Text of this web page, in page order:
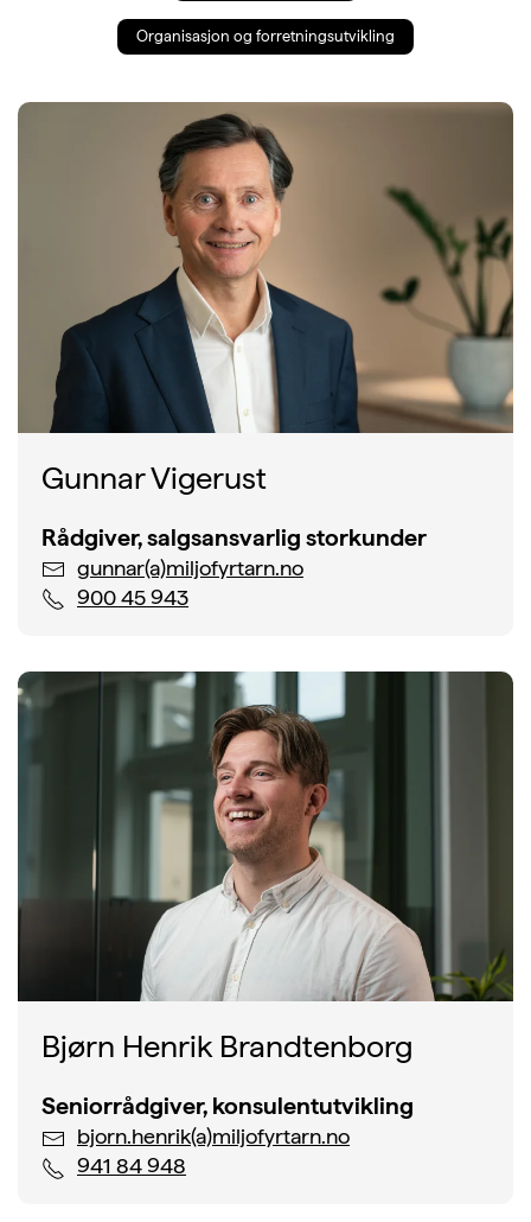
Organisasjon og forretningsutvikling
Gunnar Vigerust
Rådgiver, salgsansvarlig storkunder
gunnar(a)miljofyrtarn.no
900 45 943
Bjørn Henrik Brandtenborg
Seniorrådgiver, konsulentutvikling
bjorn.henrik(a)miljofyrtarn.no
941 84 948